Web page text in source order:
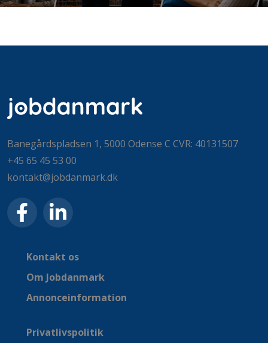
Banegårdspladsen 1, 5000 Odense C CVR: 40131507
+45 65 45 53 00
kontakt@jobdanmark.dk
Kontakt os
Om Jobdanmark
Annonceinformation
Privatlivspolitik